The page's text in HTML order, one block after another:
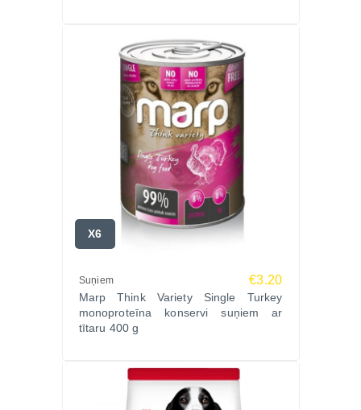
X6
Suņiem €3.20
Marp Think Variety Single Turkey
monoproteīna konservi suņiem ar
tītaru 400 g